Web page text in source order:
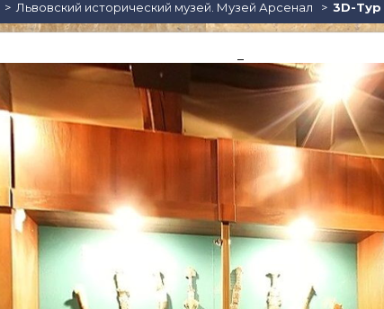
Пицца
Бургеры, сендвичи
Барбекю (шашлык,
гриль)
Стейки
Устрицы
Хинкали
Львовский исторический музей. Музей Арсенал 3D-Тур